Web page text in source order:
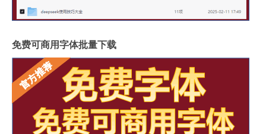
免费可商用字体批量下载